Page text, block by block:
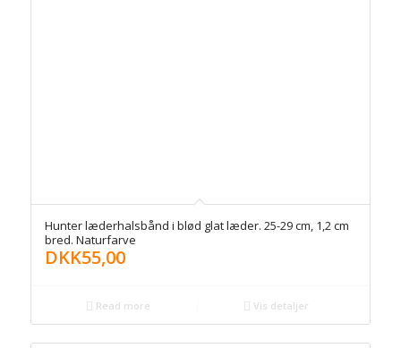
Hunter læderhalsbånd i blød glat læder. 25-29 cm, 1,2 cm
bred. Naturfarve
DKK55,00
Read more Vis detaljer